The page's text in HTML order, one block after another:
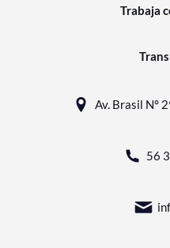
Trabaja
Av. Brasil N°
56